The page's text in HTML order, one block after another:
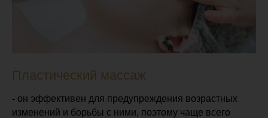
Пластический массаж
- он эффективен для предупреждения возрастных
изменений и борьбы с ними, поэтому чаще всего